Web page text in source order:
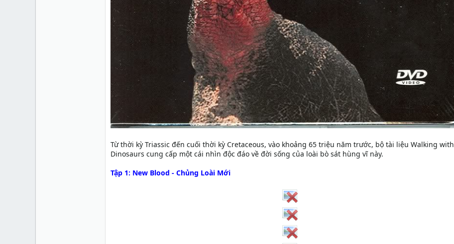
Từ thời kỳ Triassic đến cuối thời kỳ Cretaceous, vào khoảng 65 triệu năm trước, bộ tài liệu Walking with
Dinosaurs cung cấp một cái nhìn độc đáo về đời sống của loài bò sát hùng vĩ này.
Tập 1: New Blood - Chủng Loài Mới